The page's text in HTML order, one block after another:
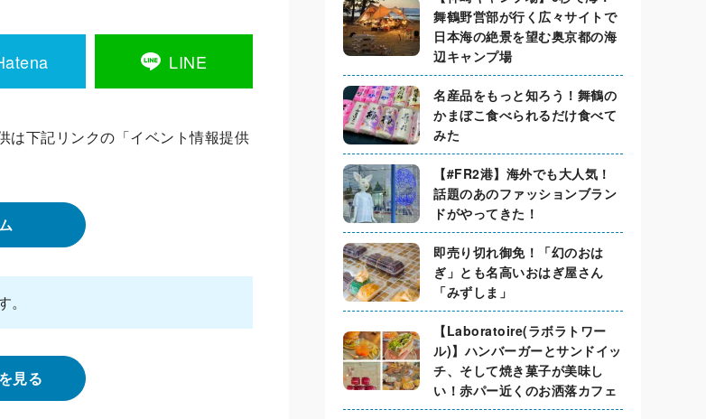
LINE
は下記リンクの「イベント情報提供
見る
舞鶴野営部が行く広々サイトで
日本海の絶景を望む奥京都の海
辺キャンプ場
名産品をもっと知ろう！舞鶴の
かまぼこ食べられるだけ食べて
みた
【#FR2港】海外でも大人気！
話題のあのファッションブラン
ドがやってきた！
即売り切れ御免！「幻のおは
ぎ」とも名高いおはぎ屋さん
「みずしま」
【Laboratoire(ラボラトワー
ル)】ハンバーガーとサンドイッ
チ、そして焼き菓子が美味し
い！赤パー近くのお洒落カフェ